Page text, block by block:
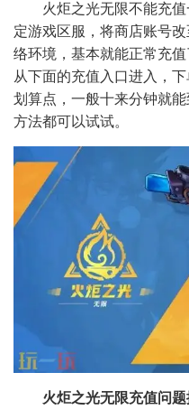
火炬之光无限不能充
定游戏区服，将商店账号
络环境，基本就能正常充
从下面的充值入口进入，
划算点，一般十来分钟就
方法都可以试试。
火炬之光无限充值问